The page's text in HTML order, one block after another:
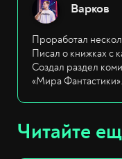
Варков
Проработал
Писал о книжках с
Создал раздел
«Мира
Читайте